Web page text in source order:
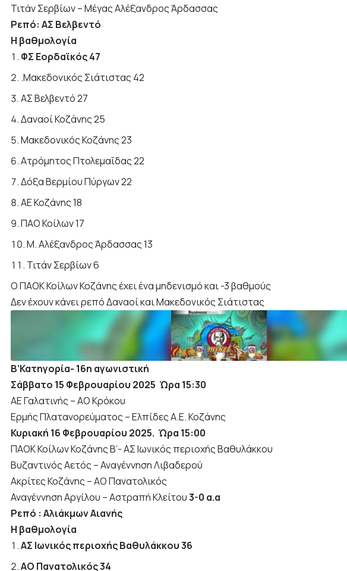
Τιτάν Σερβίων – Μέγας Αλέξανδρος Άρδασσας
Ρεπό: ΑΣ Βελβεντό
Η βαθμολογία
ΦΣ Εορδαϊκός 47
.Μακεδονικός Σιάτιστας 42
ΑΣ Βελβεντό 27
Δαναοί Κοζάνης 25
Μακεδονικός Κοζάνης 23
Ατρόμητος Πτολεμαΐδας 22
Δόξα Βερμίου Πύργων 22
ΑΕ Κοζάνης 18
ΠΑΟ Κοίλων 17
Μ. Αλέξανδρος Άρδασσας 13
Τιτάν Σερβίων 6
Ο ΠΑΟΚ Κοίλων Κοζάνης έχει ένα μηδενισμό και -3 βαθμούς
Δεν έχουν κάνει ρεπό Δαναοί και Μακεδονικός Σιάτιστας
Β’Κατηγορία- 16η αγωνιστική
Σάββατο 15 Φεβρουαρίου 2025 Ώρα 15:30
ΑΕ Γαλατινής – ΑΟ Κρόκου
Ερμής Πλατανορεύματος – Ελπίδες Α.Ε. Κοζάνης
Κυριακή 16 Φεβρουαρίου 2025. Ώρα 15:00
ΠΑΟΚ Κοίλων Κοζάνης Β’- ΑΣ Ιωνικός περιοχής Βαθυλάκκου
Βυζαντινός Αετός – Αναγέννηση Λιβαδερού
Ακρίτες Κοζάνης – ΑΟ Πανατολικός
Αναγέννηση Αργίλου – Αστραπή Κλείτου3-0 α.α
Ρεπό : Αλιάκμων Αιανής
Η βαθμολογία
ΑΣ Ιωνικός περιοχής Βαθυλάκκου 36
ΑΟ Πανατολικός 34